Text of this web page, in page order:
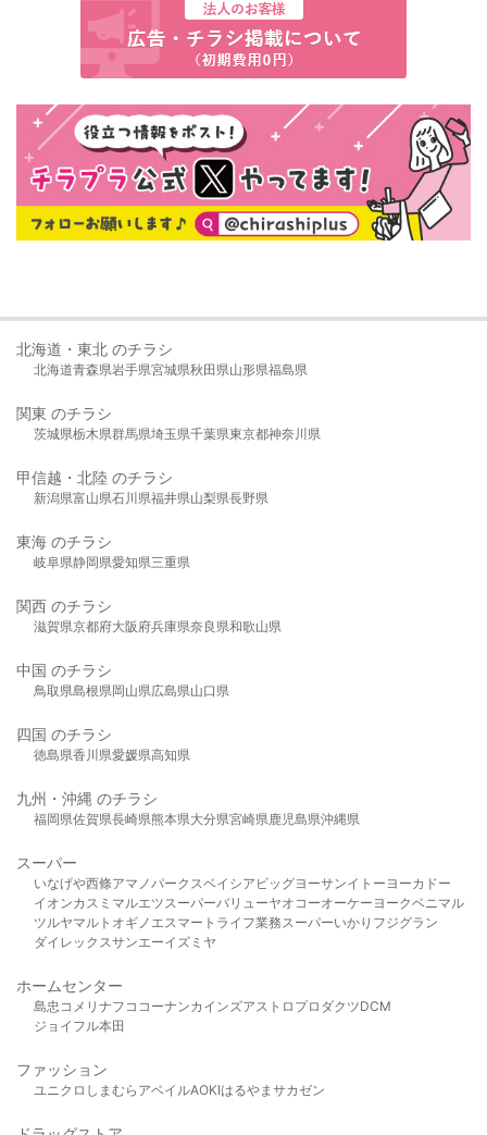
北海道・東北 のチラシ
北海道青森県岩手県宮城県秋田県山形県福島県
関東 のチラシ
茨城県栃木県群馬県埼玉県千葉県東京都神奈川県
甲信越・北陸 のチラシ
新潟県富山県石川県福井県山梨県長野県
東海 のチラシ
岐阜県静岡県愛知県三重県
関西 のチラシ
滋賀県京都府大阪府兵庫県奈良県和歌山県
中国 のチラシ
鳥取県島根県岡山県広島県山口県
四国 のチラシ
徳島県香川県愛媛県高知県
九州・沖縄 のチラシ
福岡県佐賀県長崎県熊本県大分県宮崎県鹿児島県沖縄県
スーパー
いなげや西條アマノパークスベイシア ビッグヨーサンイトーヨーカドー
イオンカスミ マルエツスーパーバリューヤオコーオーケー ヨークベニマル
ツルヤマルト オギノ エスマート ライフ業務スーパーいかり フジグラン
ダイレックスサンエーイズミヤ
ホームセンター
島忠 コメリ ナフコ コーナンカインズアストロプロダクツDCM
ジョイフル本田
ファッション
ユニクロ しまむら アベイルAOKIはるやま サカゼン